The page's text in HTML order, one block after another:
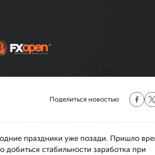
Поделиться новостью
праздники уже позади. Пришло
стабильности заработка при